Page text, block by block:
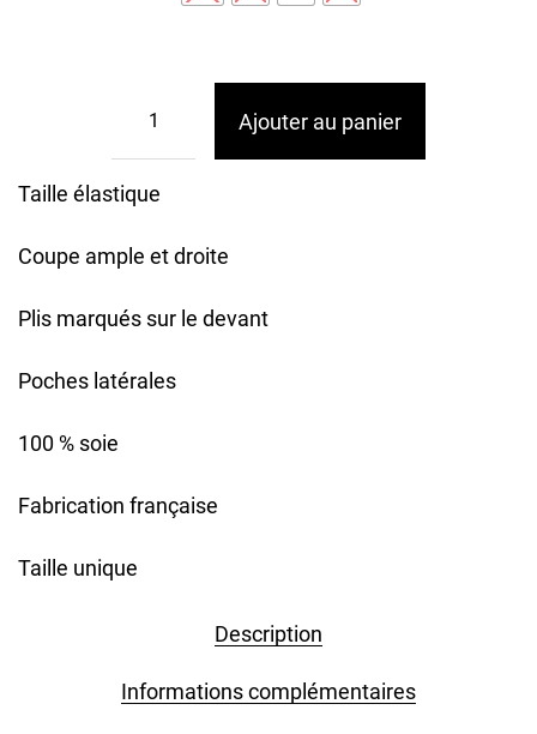
Taille élastique
Coupe ample et droite
Plis marqués sur le devant
Poches latérales
100 % soie
Fabrication française
Taille unique
Ajouter au panier
Description
Informations complémentaires